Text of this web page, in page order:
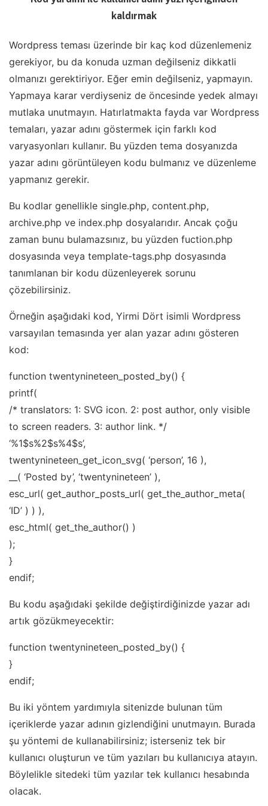
kaldırmak
Wordpress teması üzerinde bir kaç kod düzenlemeniz
gerekiyor, bu da konuda uzman değilseniz dikkatli
olmanızı gerektiriyor. Eğer emin değilseniz, yapmayın.
Yapmaya karar verdiyseniz de öncesinde yedek almayı
mutlaka unutmayın. Hatırlatmakta fayda var Wordpress
temaları, yazar adını göstermek için farklı kod
varyasyonları kullanır. Bu yüzden tema dosyanızda
yazar adını görüntüleyen kodu bulmanız ve düzenleme
yapmanız gerekir.
Bu kodlar genellikle single.php, content.php,
archive.php ve index.php dosyalarıdır. Ancak çoğu
zaman bunu bulamazsınız, bu yüzden fuction.php
dosyasında veya template-tags.php dosyasında
tanımlanan bir kodu düzenleyerek sorunu
çözebilirsiniz.
Örneğin aşağıdaki kod, Yirmi Dört isimli Wordpress
varsayılan temasında yer alan yazar adını gösteren
kod:
function twentynineteen_posted_by() {
printf(
/* translators: 1: SVG icon. 2: post author, only visible
to screen readers. 3: author link. */
‘%1$s%2$s%4$s’,
twentynineteen_get_icon_svg( ‘person’, 16 ),
__( ‘Posted by’, ‘twentynineteen’ ),
esc_url( get_author_posts_url( get_the_author_meta(
‘ID’ ) ) ),
esc_html( get_the_author() )
);
}
endif;
Bu kodu aşağıdaki şekilde değiştirdiğinizde yazar adı
artık gözükmeyecektir:
function twentynineteen_posted_by() {
}
endif;
Bu iki yöntem yardımıyla sitenizde bulunan tüm
içeriklerde yazar adının gizlendiğini unutmayın. Burada
şu yöntemi de kullanabilirsiniz; isterseniz tek bir
kullanıcı oluşturun ve tüm yazıları bu kullanıcıya atayın.
Böylelikle sitedeki tüm yazılar tek kullanıcı hesabında
olacak.